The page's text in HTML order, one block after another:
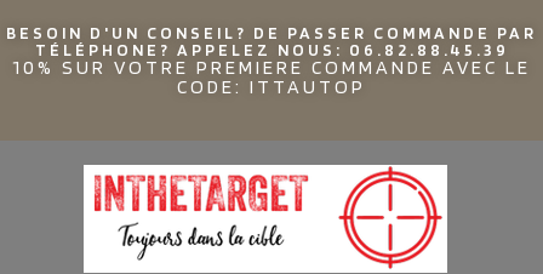
BESOIN D'UN CONSEIL? DE PASSER COMMANDE PAR
TÉLÉPHONE? APPELEZ NOUS: 06.82.88.45.39
10% SUR VOTRE PREMIERE COMMANDE AVEC LE
CODE: ITTAUTOP